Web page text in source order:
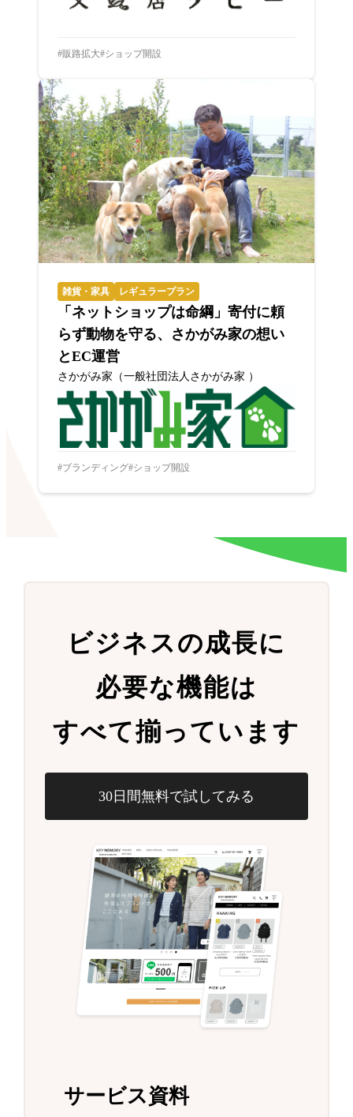
販路拡大 ショップ開設
雑貨・家具 レギュラープラン
「ネットショップは命綱」寄付に頼
らず動物を守る、さかがみ家の想い
とEC運営
さかがみ家（一般社団法人さかがみ家 ）
ブランディング ショップ開設
ビジネスの成長に
必要な機能は
すべて揃っています
30日間無料で試してみる
サービス資料